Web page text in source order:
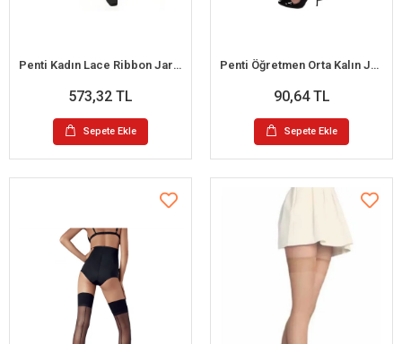
Penti Kadın Lace Ribbon Jartiyer Çorap
573,32 TL
Sepete Ekle
Penti Öğretmen Orta Kalın Jartiyersiz Çorap
90,64 TL
Sepete Ekle